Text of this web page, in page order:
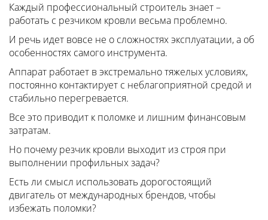
Каждый профессиональный строитель знает –
работать с резчиком кровли весьма проблемно.
И речь идет вовсе не о сложностях эксплуатации, а об
особенностях самого инструмента.
Аппарат работает в экстремально тяжелых условиях,
постоянно контактирует с неблагоприятной средой и
стабильно перегревается.
Все это приводит к поломке и лишним финансовым
затратам.
Но почему резчик кровли выходит из строя при
выполнении профильных задач?
Есть ли смысл использовать дорогостоящий
двигатель от международных брендов, чтобы
избежать поломки?